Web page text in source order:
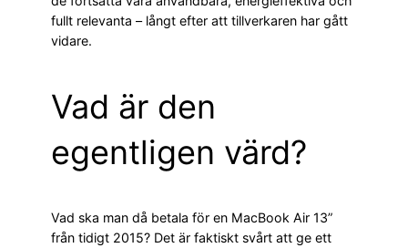
fullt relevanta – långt efter att tillverkaren har gått
vidare.
Vad är den
egentligen värd?
Vad ska man då betala för en MacBook Air 13”
från tidigt 2015? Det är faktiskt svårt att ge ett